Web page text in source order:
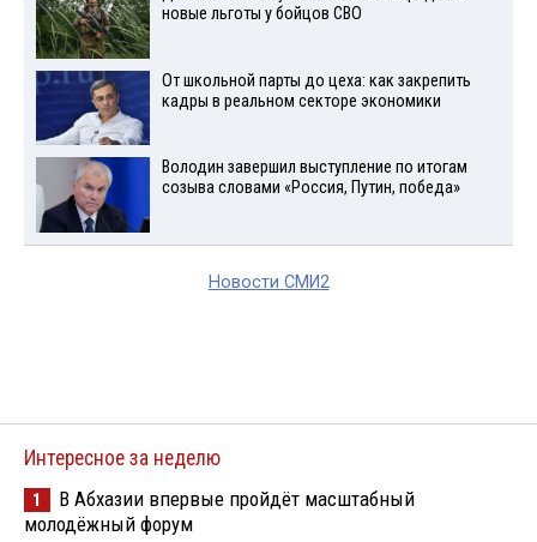
новые льготы у бойцов СВО
От школьной парты до цеха: как закрепить
кадры в реальном секторе экономики
Володин завершил выступление по итогам
созыва словами «Россия, Путин, победа»
Новости СМИ2
Интересное за неделю
1
В Абхазии впервые пройдёт масштабный
молодёжный форум